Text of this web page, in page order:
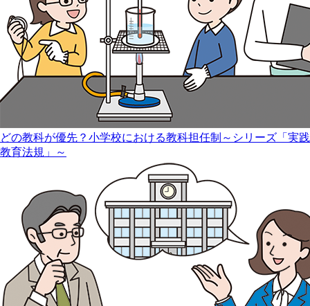
どの教科が優先？小学校における教科担任制～シリーズ「実践
教育法規」～